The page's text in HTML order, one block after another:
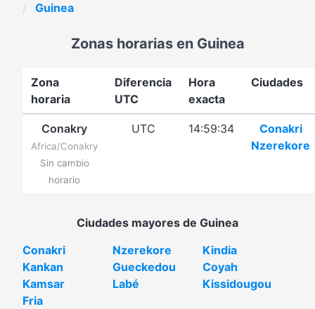
Guinea
Zonas horarias en Guinea
Zona
horaria
Diferencia
UTC
Hora
exacta
Ciudades
Conakry
Africa/Conakry
Sin cambio
horario
UTC 14:59:34
Conakri
Nzerekore
Ciudades mayores de Guinea
Conakri
Nzerekore
Kindia
Kankan
Gueckedou
Coyah
Kamsar
Labé
Kissidougou
Fria